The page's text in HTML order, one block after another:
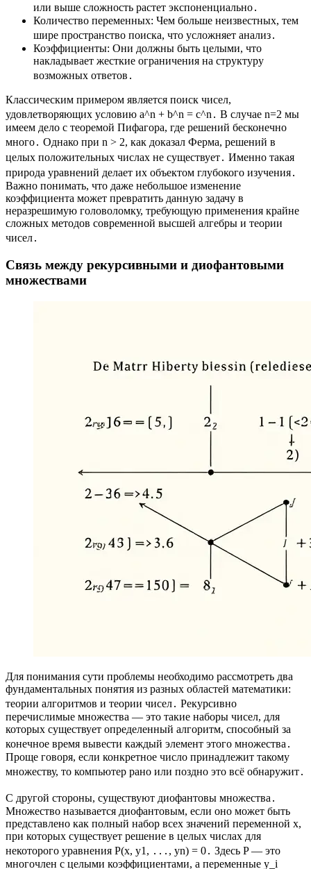
или выше сложность растет экспоненциально․
Количество переменных: Чем больше неизвестных, тем
шире пространство поиска, что усложняет анализ․
Коэффициенты: Они должны быть целыми, что
накладывает жесткие ограничения на структуру
возможных ответов․
Классическим примером является поиск чисел,
удовлетворяющих условию a^n + b^n = c^n․ В случае n=2 мы
имеем дело с теоремой Пифагора, где решений бесконечно
много․ Однако при n > 2, как доказал Ферма, решений в
целых положительных числах не существует․ Именно такая
природа уравнений делает их объектом глубокого изучения․
Важно понимать, что даже небольшое изменение
коэффициента может превратить данную задачу в
неразрешимую головоломку, требующую применения крайне
сложных методов современной высшей алгебры и теории
чисел․
Связь между рекурсивными и диофантовыми
множествами
Для понимания сути проблемы необходимо рассмотреть два
фундаментальных понятия из разных областей математики:
теории алгоритмов и теории чисел․ Рекурсивно
перечислимые множества — это такие наборы чисел, для
которых существует определенный алгоритм, способный за
конечное время вывести каждый элемент этого множества․
Проще говоря, если конкретное число принадлежит такому
множеству, то компьютер рано или поздно это всё обнаружит․
С другой стороны, существуют диофантовы множества․
Множество называется диофантовым, если оно может быть
представлено как полный набор всех значений переменной x,
при которых существует решение в целых числах для
некоторого уравнения P(x, y1, ․․․, yn) = 0․ Здесь P — это
многочлен с целыми коэффициентами, а переменные y_i